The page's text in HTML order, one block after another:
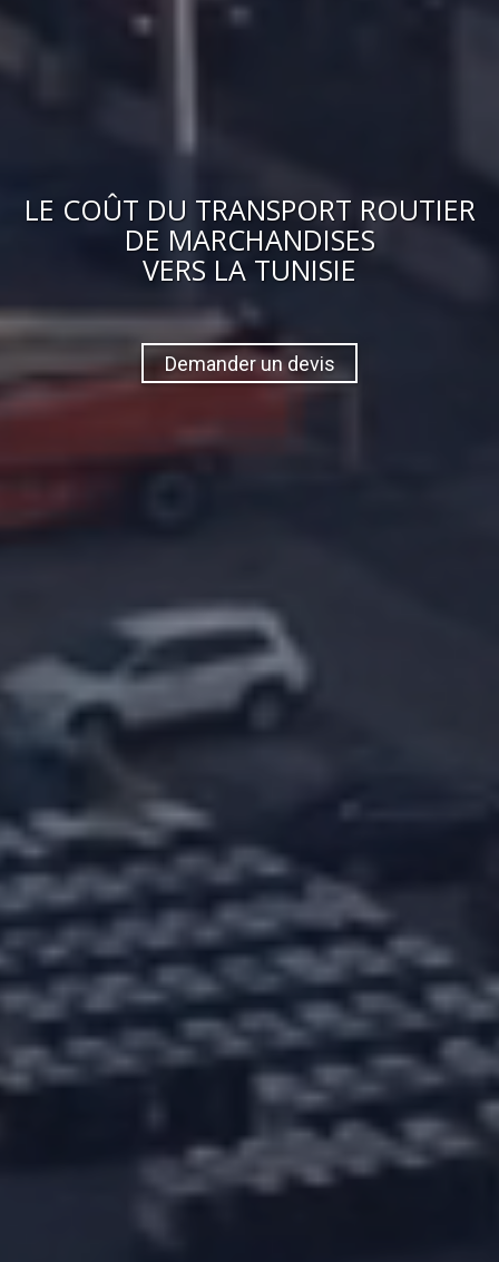
LE COÛT DU TRANSPORT ROUTIER
DE MARCHANDISES
VERS LA TUNISIE
Demander un devis